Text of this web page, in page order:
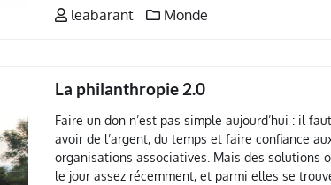
leabarant Monde
La philanthropie 2.0
Faire un don n’est pas simple aujourd’hui : il faut
avoir de l’argent, du temps et faire confiance
organisations associatives. Mais des solutions
le jour assez récemment, et parmi elles se